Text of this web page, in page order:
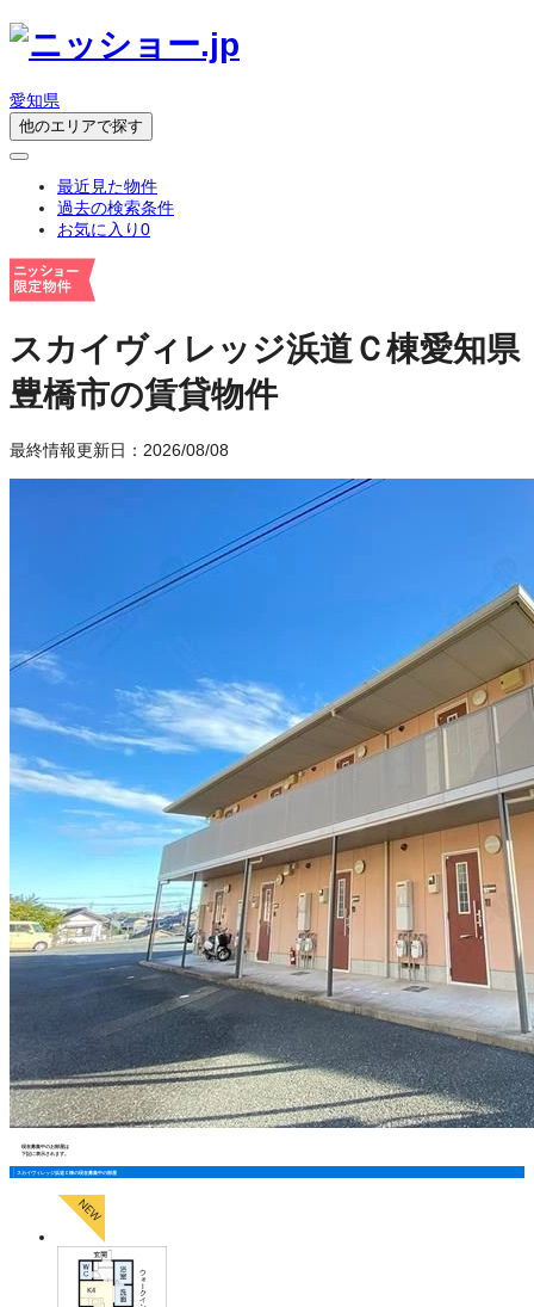
愛知県
他のエリアで探す
最近見た物件
過去の検索条件
お気に入り0
スカイヴィレッジ浜道Ｃ棟愛知県
豊橋市の賃貸物件
最終情報更新日：2026/08/08
現在募集中のお部屋は
下記に表示されます。
スカイヴィレッジ浜道Ｃ棟の現在募集中の部屋